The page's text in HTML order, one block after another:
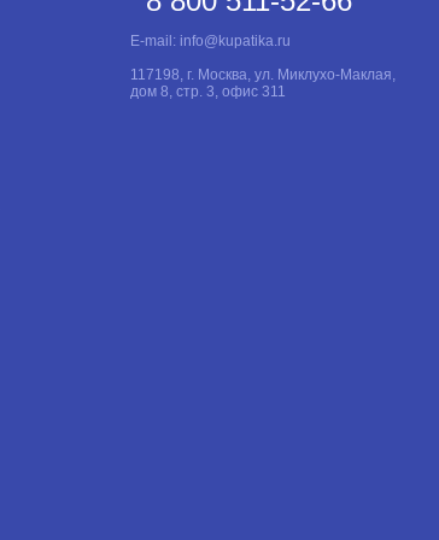
E-mail: info@kupatika.ru
117198, г. Москва, ул. Миклухо-Маклая,
дом 8, стр. 3, офис 311